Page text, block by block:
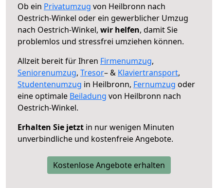
Ob ein Privatumzug von Heilbronn nach
Oestrich-Winkel oder ein gewerblicher Umzug
nach Oestrich-Winkel, wir helfen, damit Sie
problemlos und stressfrei umziehen können.
Allzeit bereit für Ihren Firmenumzug,
Seniorenumzug, Tresor– & Klaviertransport,
Studentenumzug in Heilbronn, Fernumzug oder
eine optimale Beiladung von Heilbronn nach
Oestrich-Winkel.
Erhalten Sie jetzt in nur wenigen Minuten
unverbindliche und kostenfreie Angebote.
Kostenlose Angebote erhalten